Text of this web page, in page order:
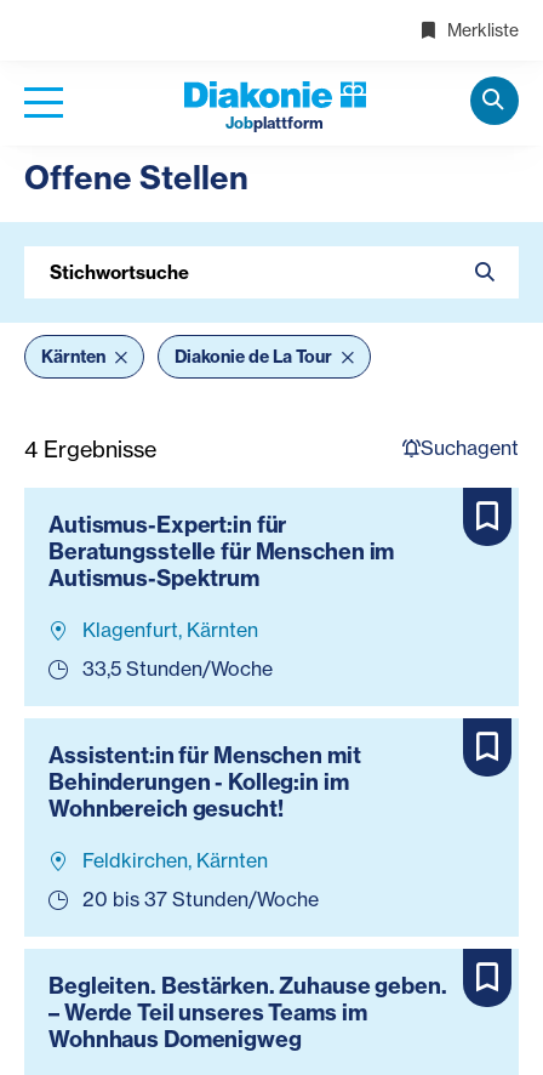
Merkliste
Jobplattform
Offene Stellen
Kärnten Diakonie de La Tour
4 Ergebnisse Suchagent
Autismus-Expert:in für
Beratungsstelle für Menschen im
Autismus-Spektrum
Klagenfurt, Kärnten
33,5 Stunden/Woche
Assistent:in für Menschen mit
Behinderungen - Kolleg:in im
Wohnbereich gesucht!
Feldkirchen, Kärnten
20 bis 37 Stunden/Woche
Begleiten. Bestärken. Zuhause geben.
– Werde Teil unseres Teams im
Wohnhaus Domenigweg